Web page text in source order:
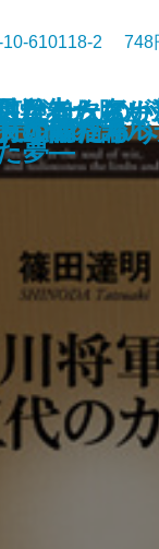
だったの
科書―
イの言葉
が、書け
ングリッ
のか
の誕生
ケータイ
日本一腹が
持って
610118-2
五代のカル
が知らない
の幸福論
ないだろう
明論
つ親たちへ
学者たち―
夢―